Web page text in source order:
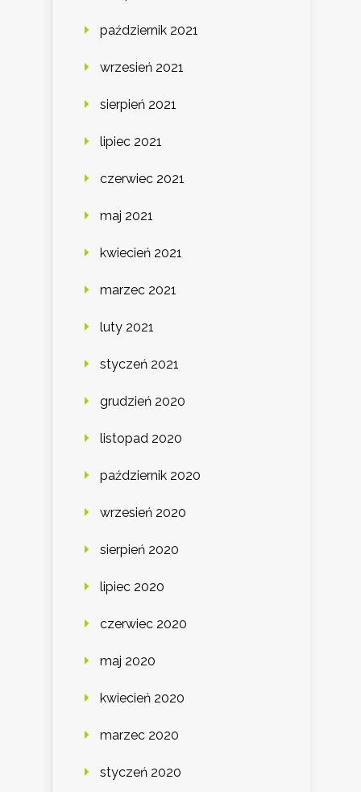
październik 2021
wrzesień 2021
sierpień 2021
lipiec 2021
czerwiec 2021
maj 2021
kwiecień 2021
marzec 2021
luty 2021
styczeń 2021
grudzień 2020
listopad 2020
październik 2020
wrzesień 2020
sierpień 2020
lipiec 2020
czerwiec 2020
maj 2020
kwiecień 2020
marzec 2020
styczeń 2020